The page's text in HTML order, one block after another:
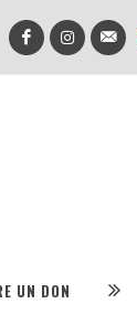
UN DON